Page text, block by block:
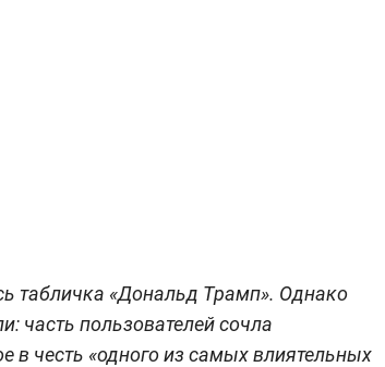
табличка «Дональд Трамп». Однако
часть пользователей сочла
честь «одного из самых влиятельных